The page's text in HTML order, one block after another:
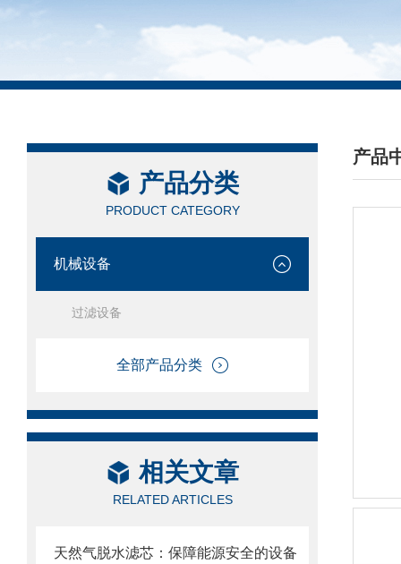
产品分类
PRODUCT CATEGORY
机械设备
过滤设备
全部产品分类
相关文章
RELATED ARTICLES
天然气脱水滤芯：保障能源安全的设备
产品
/